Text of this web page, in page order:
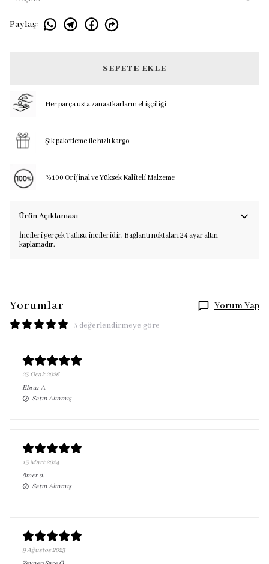
Paylaş:
SEPETE EKLE
Her parça usta zanaatkarların el işçiliği
Şık paketleme ile hızlı kargo
%100 Orijinal ve Yüksek Kaliteli Malzeme
Ürün Açıklaması
İncileri gerçek Tatlısu incileridir. Bağlantı noktaları 24 ayar altın
kaplamadır.
Yorumlar Yorum Yap
3 değerlendirmeye göre
23 Ocak 2026
EbrarA.
Satın Alınmış
13 Mart 2024
ömer d.
Satın Alınmış
9 Ağustos 2023